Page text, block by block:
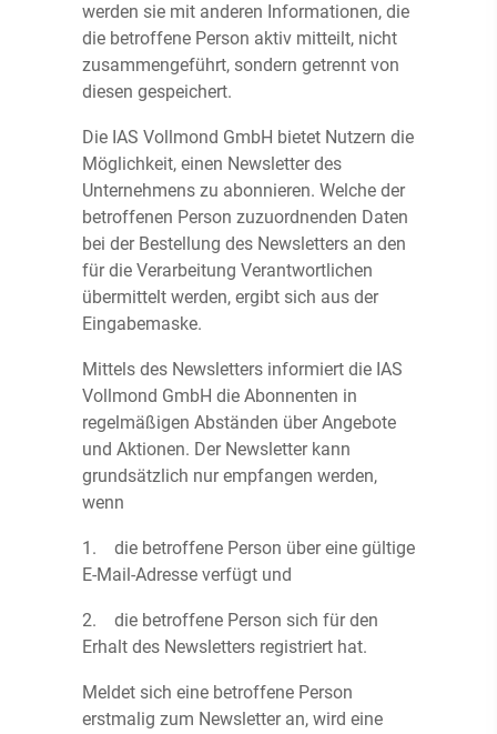
werden sie mit anderen Informationen, die
die betroffene Person aktiv mitteilt, nicht
zusammengeführt, sondern getrennt von
diesen gespeichert.
Die IAS Vollmond GmbH bietet Nutzern die
Möglichkeit, einen Newsletter des
Unternehmens zu abonnieren. Welche der
betroffenen Person zuzuordnenden Daten
bei der Bestellung des Newsletters an den
für die Verarbeitung Verantwortlichen
übermittelt werden, ergibt sich aus der
Eingabemaske.
Mittels des Newsletters informiert die IAS
Vollmond GmbH die Abonnenten in
regelmäßigen Abständen über Angebote
und Aktionen. Der Newsletter kann
grundsätzlich nur empfangen werden,
wenn
1. die betroffene Person über eine gültige
E-Mail-Adresse verfügt und
2. die betroffene Person sich für den
Erhalt des Newsletters registriert hat.
Meldet sich eine betroffene Person
erstmalig zum Newsletter an, wird eine